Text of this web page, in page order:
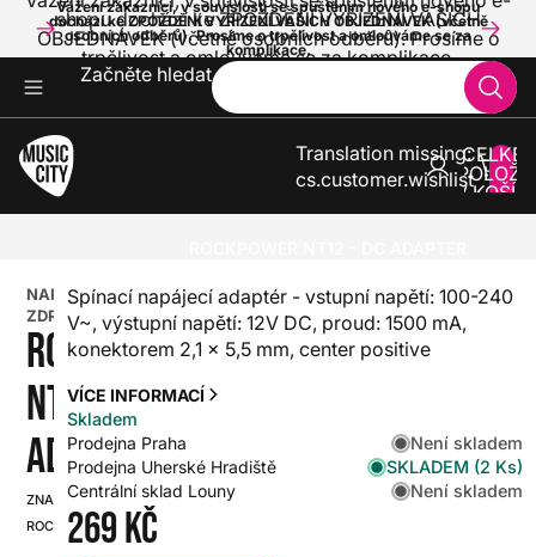
Vážení zákazníci, v souvislosti se spuštěním nového e-shopu
dochází ke ZPOŽDĚNÍ VYŘÍZENÍ VAŠICH OBJEDNÁVEK (včetně
osobních odběrů). Prosíme o trpělivost a omlouváme se za
komplikace.
shopu dochází ke ZPOŽDĚNÍ VYŘÍZENÍ VAŠICH
OBJEDNÁVEK (včetně osobních odběrů). Prosíme o
trpělivost a omlouváme se za komplikace.
Začněte hledat
Translation missing:
cs.customer.wishlist
V
0
NAPÁJECÍ
ZDROJ
ROCKPOWER
NT12 - DC
ADAPTER
ZNAČKA:
ROCKPOWER
SKU:
HX0000000094455
Spínací napájecí adaptér - vstupní napětí: 100-240
V~, výstupní napětí: 12V DC, proud: 1500 mA,
konektorem 2,1 x 5,5 mm, center positive
VÍCE INFORMACÍ
Skladem
Prodejna Praha
Není skladem
Prodejna Uherské Hradiště
SKLADEM (2 Ks)
Centrální sklad Louny
Není skladem
269 Kč